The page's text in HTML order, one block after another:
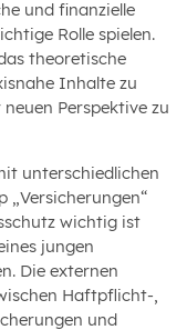
und finanzielle
Rolle spielen.
theoretische
Inhalte zu
Perspektive zu
unterschiedlichen
„Versicherungen“
wichtig ist
jungen
Die externen
Haftpflicht-,
und